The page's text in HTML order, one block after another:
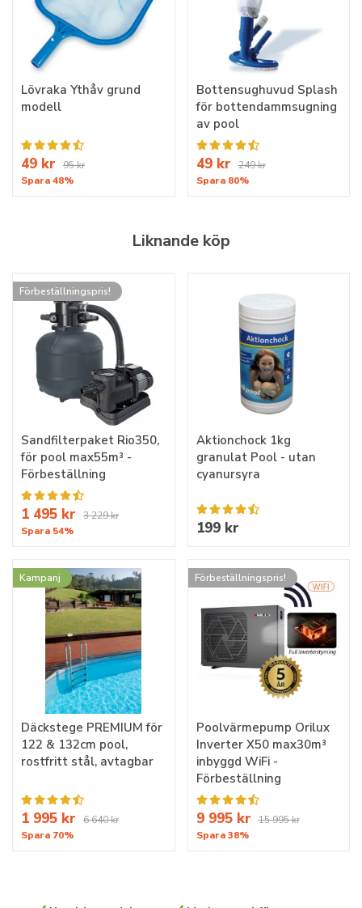
Lövraka Ythåv grund
modell
49 kr
95 kr
Spara 48%
Bottensughuvud Splash
för bottendammsugning
av pool
49 kr 249 kr
Spara 80%
Liknande köp
Förbeställningspris!
Sandfilterpaket Rio350,
för pool max55m³ -
Förbeställning
1 495 kr
3 229 kr
Spara 54%
Aktionchock 1kg
granulat Pool - utan
cyanursyra
199 kr
Kampanj
Däckstege PREMIUM för
122 & 132cm pool,
rostfritt stål, avtagbar
1 995 kr
6 640 kr
Spara 70%
Förbeställningspris!
Poolvärmepump Orilux
Inverter X50 max30m³
inbyggd WiFi -
Förbeställning
9 995 kr 15 995 kr
Spara 38%